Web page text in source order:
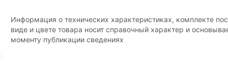
Наши профессиональные менеджеры обработают заказ и
рекомендуем ознакомиться с описанием,
сертифицирован,
Информация о технических характеристиках, комплекте
виде и цвете товара носит справочный характер и
моменту публикации сведениях